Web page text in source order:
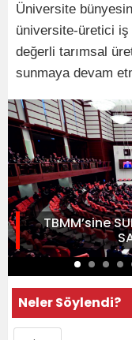
Üniversite
üniversite-üretici
değerli tarımsal
sunmaya devam
TBMM’sine
Neler Söylendi?